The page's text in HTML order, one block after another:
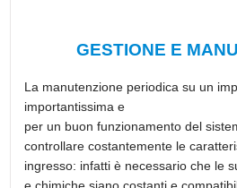
GESTIONE E
La manutenzione periodica su un
importantissima e
per un buon funzionamento del
controllare costantemente le
ingresso: infatti è necessario che le